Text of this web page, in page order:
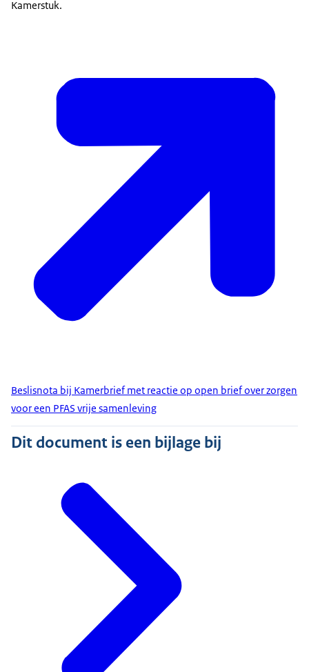
Kamerstuk.
Beslisnota bij Kamerbrief met reactie op open brief over zorgen
voor een PFAS vrije samenleving
Dit document is een bijlage bij